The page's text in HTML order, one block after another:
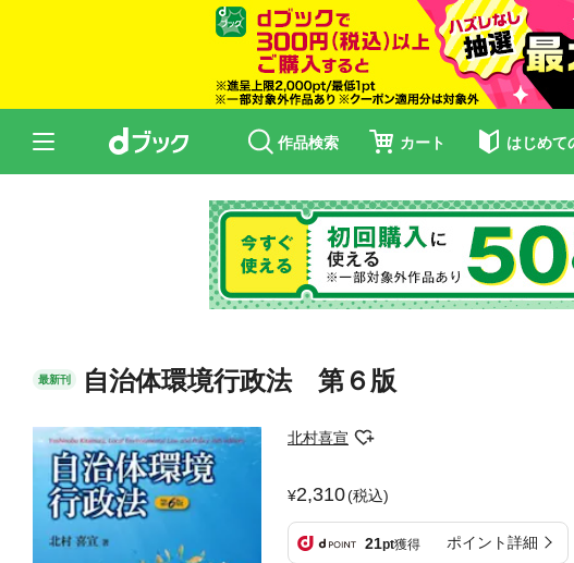
作品検索 カート はじめて
最新刊 自治体環境行政法 第６版
北村喜宣
2,310(税込)
21pt獲得 ポイント詳細